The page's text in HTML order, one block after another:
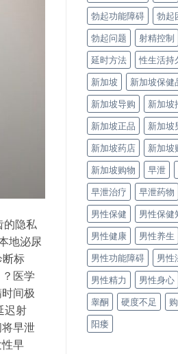
的隐私
地泌尿
断标
医学
间极
迟射
早泄
早
勃起功能障碍
勃起
勃起问题
射精控制
延时方法
性生活持
新加坡
新加坡保健
新加坡导购
新加坡
新加坡正品
新加坡
新加坡药店
新加坡
新加坡购物
早泄
早泄治疗
早泄药物
男性保健
男性保健
男性健康
男性养生
男性功能障碍
男性
男性精力
男性身心
睾酮
硬度不足
阳痿